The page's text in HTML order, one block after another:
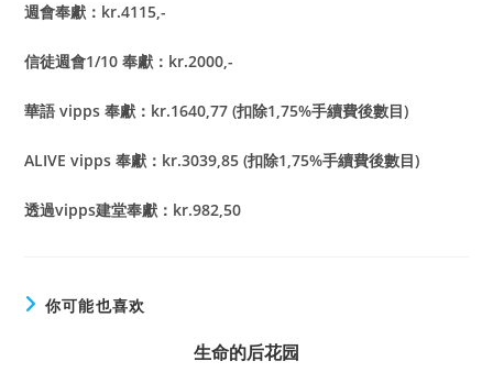
週會奉獻：kr.4115,-
信徒週會1/10 奉獻：kr.2000,-
華語 vipps 奉獻：kr.1640,77 (扣除1,75%手續費後數目)
ALIVE vipps奉獻：kr.3039,85 (扣除1,75%手續費後數目)
透過vipps建堂奉獻：kr.982,50
你可能也喜欢
生命的后花园